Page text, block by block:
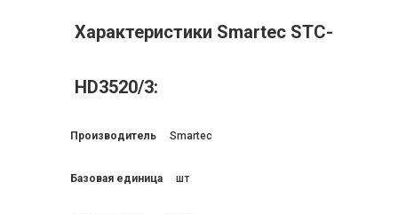
Характеристики Smartec STC-
HD3520/3:
Производитель Smartec
Базовая единица шт